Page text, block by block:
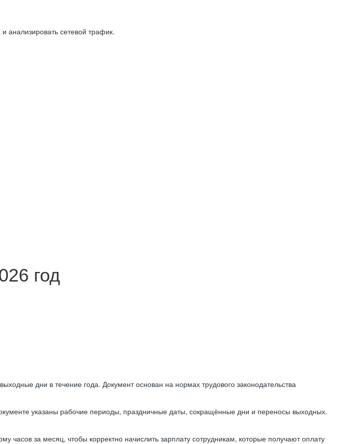
анализировать сетевой трафик.
год
дни в течение года. Документ основан на нормах трудового законодательства
указаны рабочие периоды, праздничные даты, сокращённые дни и переносы выходных.
часов за месяц, чтобы корректно начислить зарплату сотрудникам, которые получают оплату